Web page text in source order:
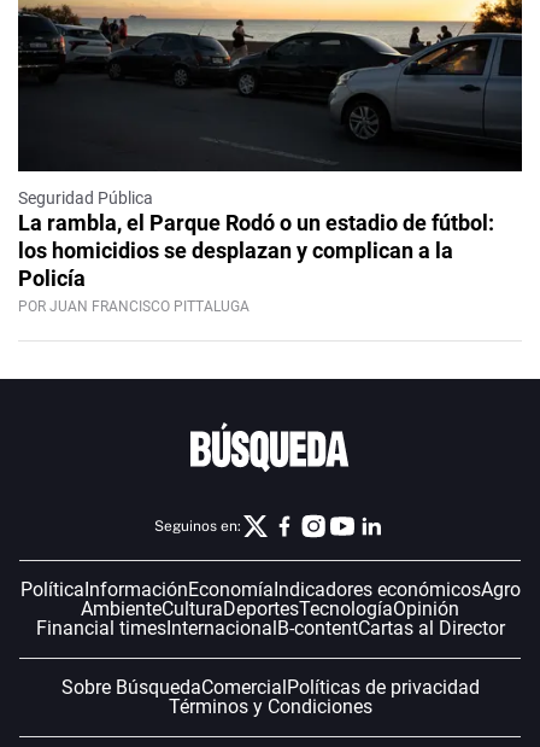
Seguridad Pública
La rambla, el Parque Rodó o un estadio de fútbol:
los homicidios se desplazan y complican a la
Policía
POR JUAN FRANCISCO PITTALUGA
Seguinos en:
PolíticaInformaciónEconomíaIndicadores económicosAgro
AmbienteCulturaDeportesTecnologíaOpinión
Financial timesInternacionalB-contentCartas al Director
Sobre BúsquedaComercialPolíticas de privacidad
Términos y Condiciones